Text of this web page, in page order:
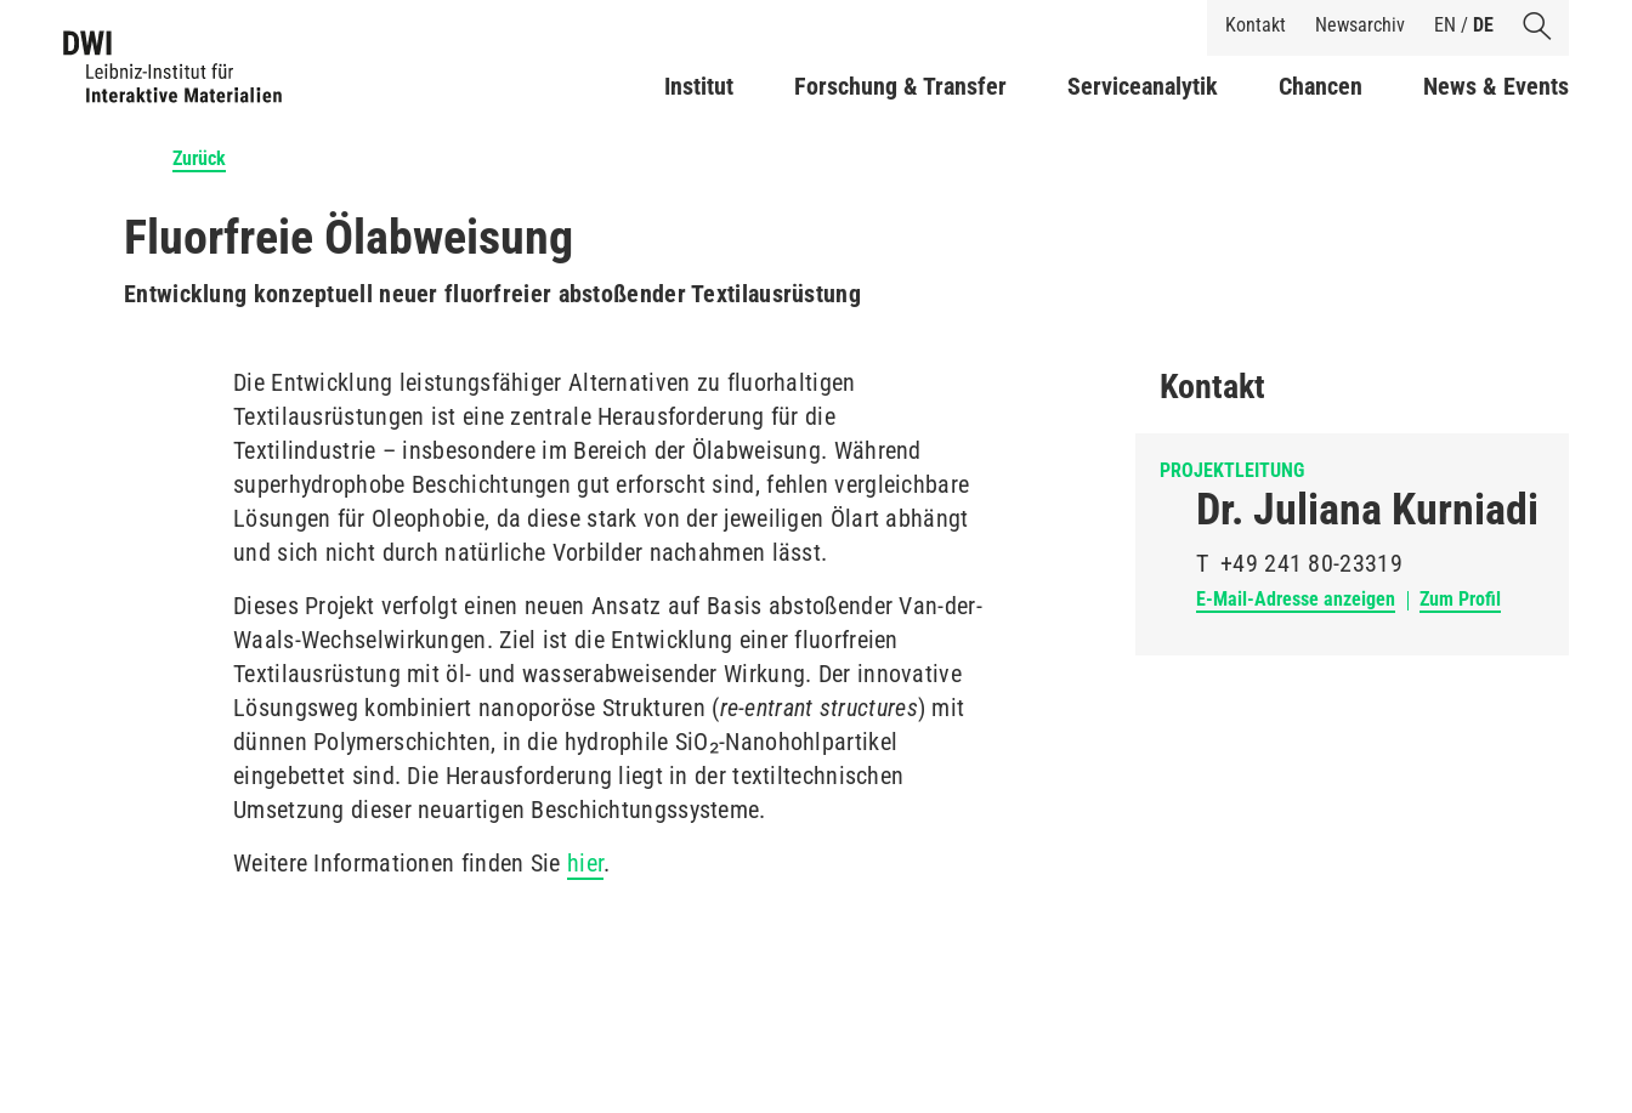
Inhalt
Shortcuts
Kontakt Newsarchiv EN / DE
Main navigation
Institut Forschung & Transfer Serviceanalytik Chancen News & Events
Zurück
Fluorfreie Ölabweisung
Entwicklung konzeptuell neuer fluorfreier abstoßender Textilausrüstung
Die Entwicklung leistungsfähiger Alternativen zu fluorhaltigen
Textilausrüstungen ist eine zentrale Herausforderung für die
Textilindustrie – insbesondere im Bereich der Ölabweisung. Während
superhydrophobe Beschichtungen gut erforscht sind, fehlen vergleichbare
Lösungen für Oleophobie, da diese stark von der jeweiligen Ölart abhängt
und sich nicht durch natürliche Vorbilder nachahmen lässt.
Dieses Projekt verfolgt einen neuen Ansatz auf Basis abstoßender Van-der-
Waals-Wechselwirkungen. Ziel ist die Entwicklung einer fluorfreien
Textilausrüstung mit öl- und wasserabweisender Wirkung. Der innovative
Lösungsweg kombiniert nanoporöse Strukturen (re-entrant structures) mit
dünnen Polymerschichten, in die hydrophile SiO₂-Nanohohlpartikel
eingebettet sind. Die Herausforderung liegt in der textiltechnischen
Umsetzung dieser neuartigen Beschichtungssysteme.
Weitere Informationen finden Sie hier.
Kontakt
PROJEKTLEITUNG
Dr. Juliana Kurniadi
T +49 241 80-23319
E-Mail-Adresse anzeigen Zum Profil